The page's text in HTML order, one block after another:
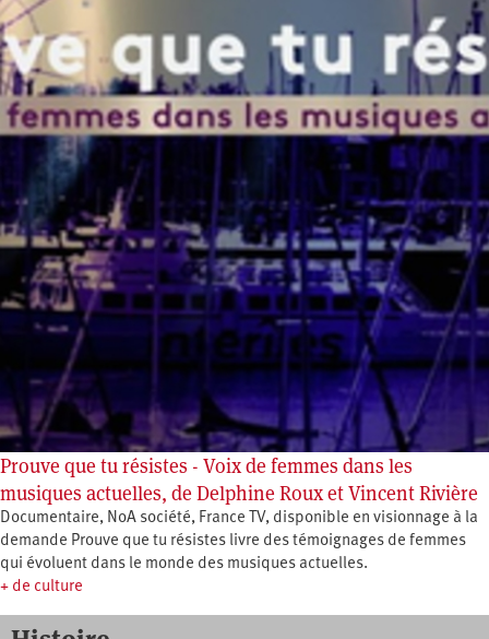
Prouve que tu résistes - Voix de femmes dans les
musiques actuelles, de Delphine Roux et Vincent Rivière
Documentaire, NoA société, France TV, disponible en visionnage à la
demande Prouve que tu résistes livre des témoignages de femmes
qui évoluent dans le monde des musiques actuelles.
+ de culture